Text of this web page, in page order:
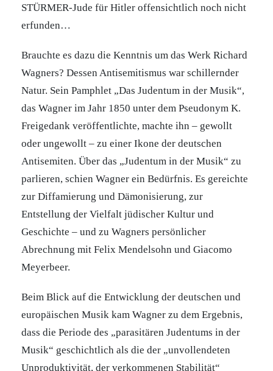
STÜRMER-Jude für Hitler offensichtlich noch nicht
erfunden…
Brauchte es dazu die Kenntnis um das Werk Richard
Wagners? Dessen Antisemitismus war schillernder
Natur. Sein Pamphlet „Das Judentum in der Musik“,
das Wagner im Jahr 1850 unter dem Pseudonym K.
Freigedank veröffentlichte, machte ihn – gewollt
oder ungewollt – zu einer Ikone der deutschen
Antisemiten. Über das „Judentum in der Musik“ zu
parlieren, schien Wagner ein Bedürfnis. Es gereichte
zur Diffamierung und Dämonisierung, zur
Entstellung der Vielfalt jüdischer Kultur und
Geschichte – und zu Wagners persönlicher
Abrechnung mit Felix Mendelsohn und Giacomo
Meyerbeer.
Beim Blick auf die Entwicklung der deutschen und
europäischen Musik kam Wagner zu dem Ergebnis,
dass die Periode des „parasitären Judentums in der
Musik“ geschichtlich als die der „unvollendeten
Unproduktivität, der verkommenen Stabilität“